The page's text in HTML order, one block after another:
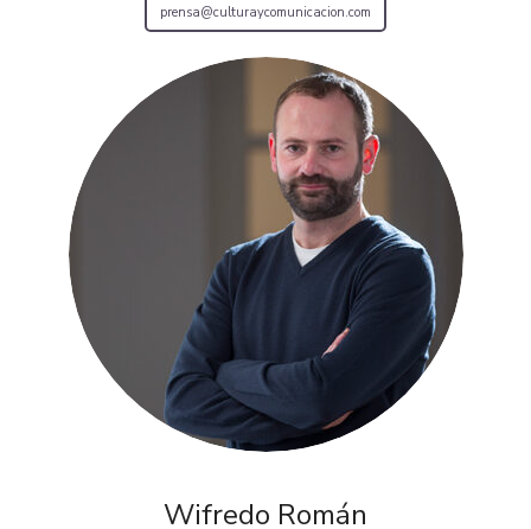
prensa@culturaycomunicacion.com
Wifredo Román